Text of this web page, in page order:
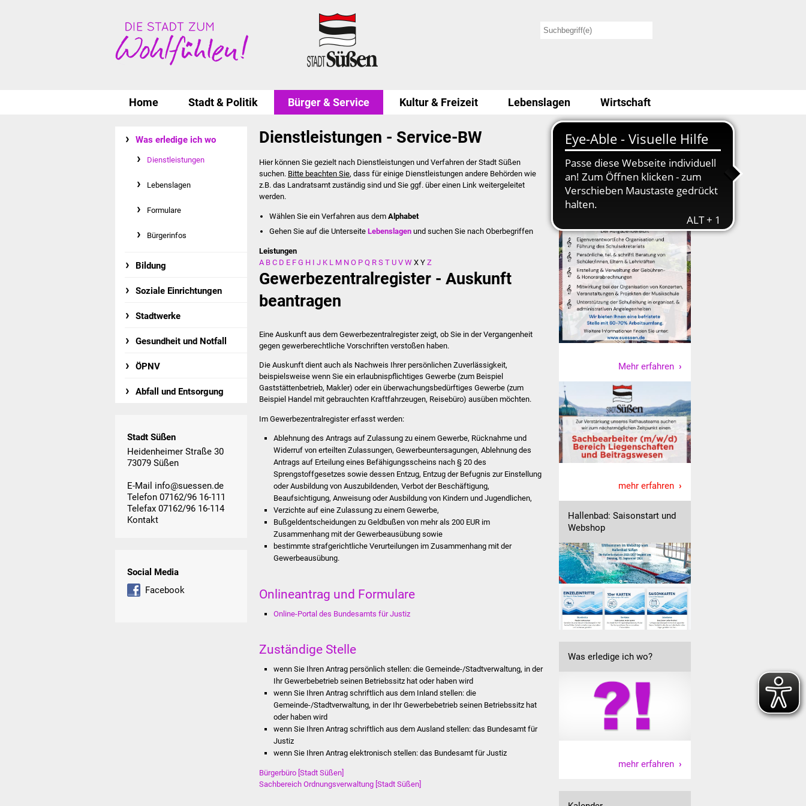
Home Stadt & Politik Bürger & Service Kultur & Freizeit Lebenslagen Wirtschaft
Was erledige ich wo
Dienstleistungen
Lebenslagen
Formulare
Bürgerinfos
Bildung
Soziale Einrichtungen
Stadtwerke
Gesundheit und Notfall
ÖPNV
Abfall und Entsorgung
Stadt Süßen
Heidenheimer Straße 30
73079 Süßen
E-Mail info@suessen.de
Telefon 07162/96 16-111
Telefax 07162/96 16-114
Kontakt
Social Media
Facebook
Dienstleistungen - Service-BW
Hier können Sie gezielt nach Dienstleistungen und Verfahren der Stadt Süßen
suchen. Bitte beachten Sie, dass für einige Dienstleistungen andere Behörden wie
z.B. das Landratsamt zuständig sind und Sie ggf. über einen Link weitergeleitet
werden.
Wählen Sie ein Verfahren aus dem Alphabet
Gehen Sie auf die UnterseiteLebenslagen und suchen Sie nach Oberbegriffen
Leistungen
A B C D E F G H I J K L M N O P Q R S T U V W X Y Z
Gewerbezentralregister - Auskunft
beantragen
Eine Auskunft aus dem Gewerbezentralregister zeigt, ob Sie in der Vergangenheit
gegen gewerberechtliche Vorschriften verstoßen haben.
Die Auskunft dient auch als Nachweis Ihrer persönlichen Zuverlässigkeit,
beispielsweise wenn Sie ein erlaubnispflichtiges Gewerbe (zum Beispiel
Gaststättenbetrieb, Makler) oder ein überwachungsbedürftiges Gewerbe (zum
Beispiel Handel mit gebrauchten Kraftfahrzeugen, Reisebüro) ausüben möchten.
Im Gewerbezentralregister erfasst werden:
Ablehnung des Antrags auf Zulassung zu einem Gewerbe, Rücknahme und
Widerruf von erteilten Zulassungen, Gewerbeuntersagungen, Ablehnung des
Antrags auf Erteilung eines Befähigungsscheins nach § 20 des
Sprengstoffgesetzes sowie dessen Entzug, Entzug der Befugnis zur Einstellung
oder Ausbildung von Auszubildenden, Verbot der Beschäftigung,
Beaufsichtigung, Anweisung oder Ausbildung von Kindern und Jugendlichen,
Verzichte auf eine Zulassung zu einem Gewerbe,
Bußgeldentscheidungen zu Geldbußen von mehr als 200 EUR im
Zusammenhang mit der Gewerbeausübung sowie
bestimmte strafgerichtliche Verurteilungen im Zusammenhang mit der
Gewerbeausübung.
Onlineantrag und Formulare
Online-Portal des Bundesamts für Justiz
Zuständige Stelle
wenn Sie Ihren Antrag persönlich stellen: die Gemeinde-/Stadtverwaltung, in der
Ihr Gewerbebetrieb seinen Betriebssitz hat oder haben wird
wenn Sie Ihren Antrag schriftlich aus dem Inland stellen:die
Gemeinde-/Stadtverwaltung, in der Ihr Gewerbebetrieb seinen Betriebssitz hat
oder haben wird
wenn Sie Ihren Antrag schriftlich aus dem Ausland stellen: das Bundesamt für
Justiz
wenn Sie Ihren Antrag elektronisch stellen: das Bundesamt für Justiz
Bürgerbüro [Stadt Süßen]
Sachbereich Ordnungsverwaltung [Stadt Süßen]
Stellenausschreibung
Mehr erfahren
mehr erfahren
Hallenbad: Saisonstart und
Webshop
Was erledige ich wo?
mehr erfahren